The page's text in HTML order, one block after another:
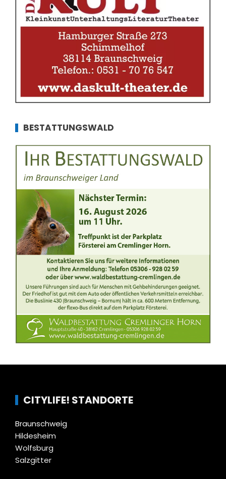
BESTATTUNGSWALD
CITYLIFE! STANDORTE
Braunschweig
Hildesheim
Wolfsburg
Salzgitter